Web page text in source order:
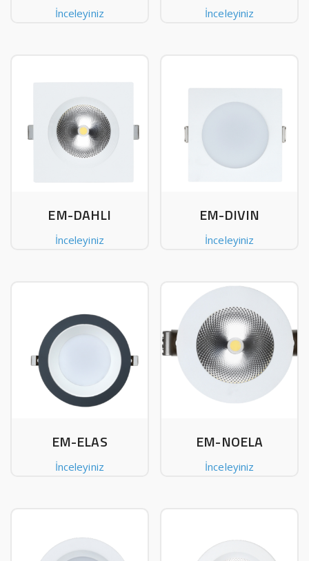
İnceleyiniz İnceleyiniz
EM-DAHLI
İnceleyiniz
EM-DIVIN
İnceleyiniz
EM-ELAS
İnceleyiniz
EM-NOELA
İnceleyiniz